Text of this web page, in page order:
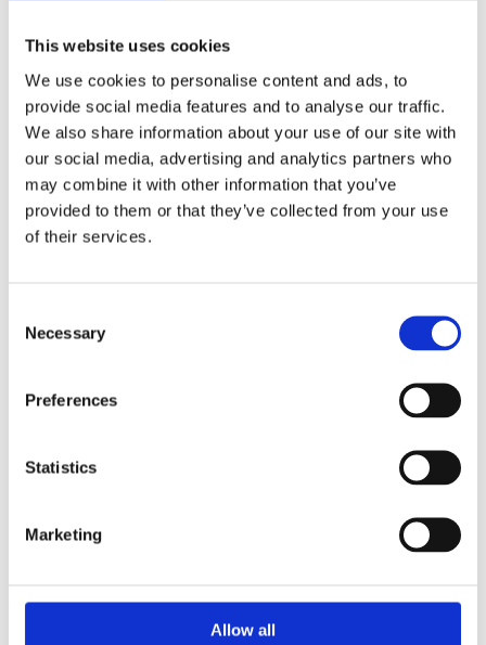
This website uses cookies
We use cookies to personalise content and ads, to
provide social media features and to analyse our traffic.
We also share information about your use of our site with
our social media, advertising and analytics partners who
may combine it with other information that you’ve
provided to them or that they’ve collected from your use
of their services.
Selection
Necessary
Preferences
Statistics
Marketing
Allow all
1
КОМПРЕСОР КОНДИЦІОНЕРА ДО
ІНШИХ МОДЕЛЕЙ BMW
Компресор